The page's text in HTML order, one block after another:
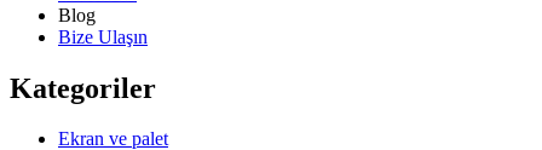
Blog
Bize Ulaşın
Kategoriler
Ekran ve palet